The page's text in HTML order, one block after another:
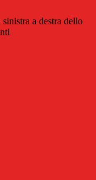
a destra dello